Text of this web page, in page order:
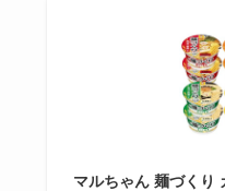
マルちゃん 麺づくり